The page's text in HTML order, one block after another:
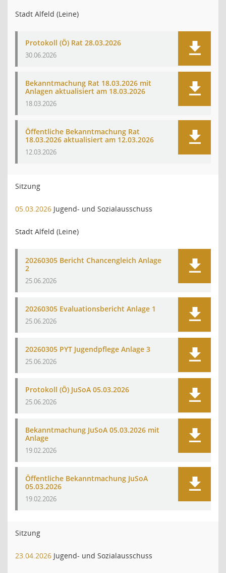
Stadt Alfeld (Leine)
Protokoll (Ö) Rat 28.03.2026
30.06.2026
Bekanntmachung Rat 18.03.2026 mit
Anlagen aktualisiert am 18.03.2026
18.03.2026
Öffentliche Bekanntmachung Rat
18.03.2026 aktualisiert am 12.03.2026
12.03.2026
Sitzung
05.03.2026 Jugend- und Sozialausschuss
Stadt Alfeld (Leine)
20260305 Bericht Chancengleich Anlage
2
25.06.2026
20260305 Evaluationsbericht Anlage 1
25.06.2026
20260305 PYT Jugendpflege Anlage 3
25.06.2026
Protokoll (Ö) JuSoA 05.03.2026
25.06.2026
Bekanntmachung JuSoA 05.03.2026 mit
Anlage
19.02.2026
Öffentliche Bekanntmachung JuSoA
05.03.2026
19.02.2026
Sitzung
23.04.2026 Jugend- und Sozialausschuss